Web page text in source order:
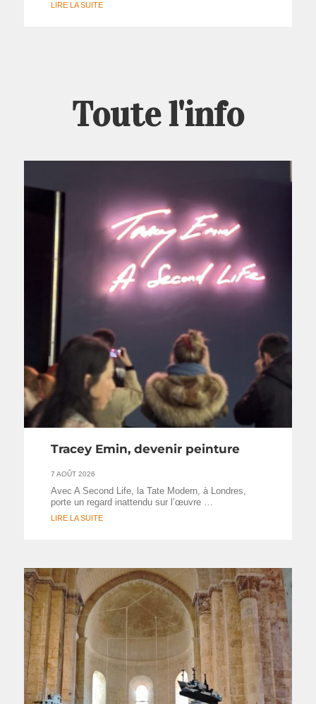
LIRE LA SUITE
Toute l'info
Tracey Emin, devenir peinture
7 AOÛT 2026
Avec A Second Life, la Tate Modern, à Londres,
porte un regard inattendu sur l’œuvre …
LIRE LA SUITE